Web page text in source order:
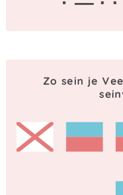
Zo sein je